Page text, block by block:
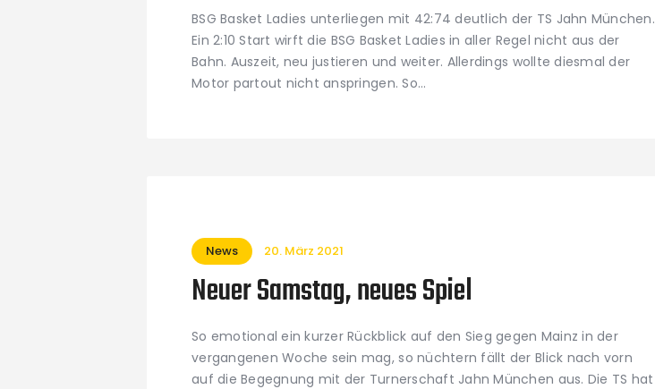
BSG Basket Ladies unterliegen mit 42:74 deutlich der TS Jahn München.
Ein 2:10 Start wirft die BSG Basket Ladies in aller Regel nicht aus der
Bahn. Auszeit, neu justieren und weiter. Allerdings wollte diesmal der
Motor partout nicht anspringen. So…
News 20. März 2021
Neuer Samstag, neues Spiel
So emotional ein kurzer Rückblick auf den Sieg gegen Mainz in der
vergangenen Woche sein mag, so nüchtern fällt der Blick nach vorn
auf die Begegnung mit der Turnerschaft Jahn München aus. Die TS hat